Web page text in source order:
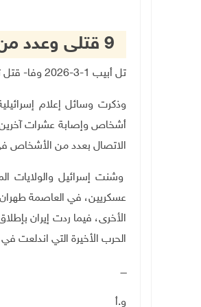
9 قتلى وعدد من المصابين في قصف صاروخي إيراني على إسرائيل
تل أبيب 1-3-2026 وفا- قتل تسعة إسرائيليين وأصيب آخرون، اليوم الأحد، جراء قصف صاروخي إيراني على إسرائيل.
وذكرت وسائل إعلام
أشخاص وإصابة عشرات
الاتصال بعدد من الأشخاص
وشنت إسرائيل والولايات
عسكريين، في العاصمة
الأخرى، فيما ردت إيران
الحرب الأخيرة التي اندلعت في 13 حزيران 2025.
ــــ
و.أ